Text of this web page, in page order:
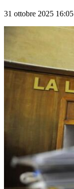
31 ottobre 2025 16:05